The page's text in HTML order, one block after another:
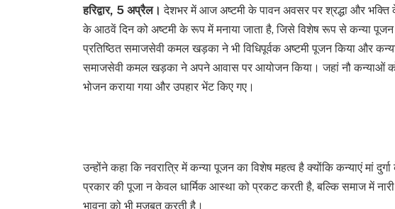
हरिद्वार, 5 अप्रैल।देशभर में आज अष्टमी के पावन अवसर पर श्रद्धा और भक्ति के
के आठवें दिन को अष्टमी के रूप में मनाया जाता है, जिसे विशेष रूप से कन्या पूजन
प्रतिष्ठित समाजसेवी कमल खड़का ने भी विधिपूर्वक अष्टमी पूजन किया और
समाजसेवी कमल खड़का ने अपने आवास पर आयोजन किया। जहां नौ कन्याओं
भोजन कराया गया और उपहार भेंट किए गए।
उन्होंने कहा कि नवरात्रि में कन्या पूजन का विशेष महत्व है क्योंकि कन्याएं मां
प्रकार की पूजा न केवल धार्मिक आस्था को प्रकट करती है, बल्कि समाज में
भावना को भी मजबूत करती है।